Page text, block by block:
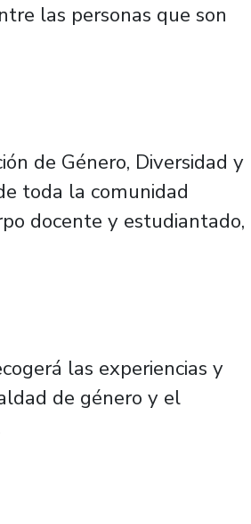
las personas que son
de Género, Diversidad y
toda la comunidad
docente y estudiantado,
las experiencias y
de género y el